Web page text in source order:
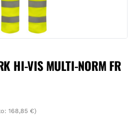
HI-VIS MULTI-NORM FR
168,85 €)